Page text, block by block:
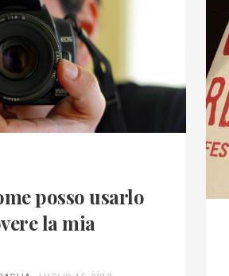
posso usarlo
la mia